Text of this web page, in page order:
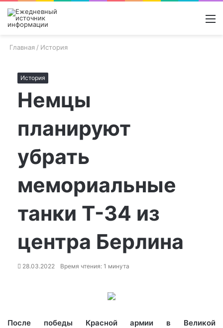
Поиск
Switch
Главная / История
История
Немцы
планируют
убрать
мемориальные
танки Т-34 из
центра Берлина
28.03.2022 Время чтения: 1 минута
После победы Красной армии в Великой